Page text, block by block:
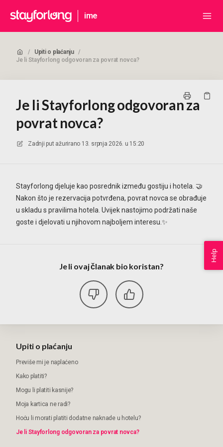
ime
/ Upiti o plaćanju /
Je li Stayforlong odgovoran za povrat novca?
Je li Stayforlong odgovoran za
povrat novca?
Zadnji put ažurirano 13. srpnja 2026. u 15:20
Stayforlong djeluje kao posrednik između gostiju i hotela. 🤝
Nakon što je rezervacija potvrđena, povrat novca se obrađuje
u skladu s pravilima hotela. Uvijek nastojimo podržati naše
goste i djelovati u njihovom najboljem interesu.✨
Je li ovaj članak bio koristan?
Upiti o plaćanju
Previše mi je naplaćeno
Kako platiti?
Mogu li platiti kasnije?
Moja kartica ne radi?
Hoću li morati platiti dodatne naknade u hotelu?
Je li Stayforlong odgovoran za povrat novca?
Help